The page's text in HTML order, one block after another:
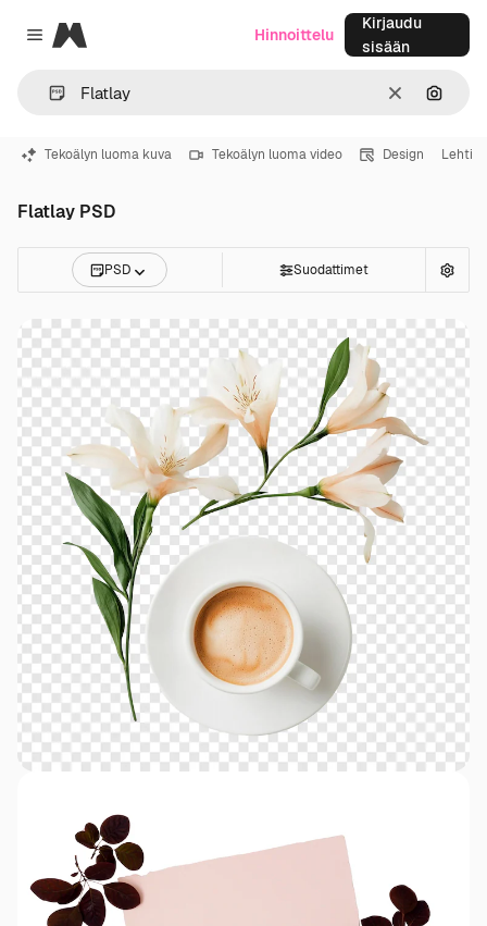
Close menu
Magnific
SelkeäHae
Hinnoittelu
Kirjaudu
sisään
Tekoälyn luoma kuva Tekoälyn luoma video Design Lehti
Flatlay PSD
PSD Suodattimet